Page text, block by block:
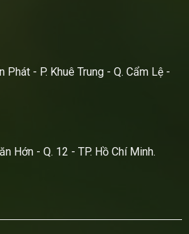
- P. Khuê Trung - Q. Cẩm Lệ -
Hớn - Q. 12 - TP. Hồ Chí Minh.